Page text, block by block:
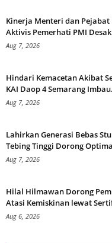
Kinerja Menteri dan
Aktivis Pemerhati PMI
Aug 7, 2026
Hindari Kemacetan Akibat
KAI Daop 4 Semarang
Aug 7, 2026
Lahirkan Generasi Bebas
Tebing Tinggi Dorong
Aug 7, 2026
Hilal Hilmawan Dorong
Atasi Kemiskinan lewat
Aug 6, 2026